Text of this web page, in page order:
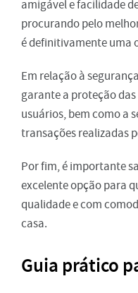
amigável e facilidade
procurando pelo
é definitivamente uma
Em relação à
garante a proteção
usuários, bem como a
transações realizadas
Por fim, é importante
excelente opção para
qualidade e com
casa.
Guia prático